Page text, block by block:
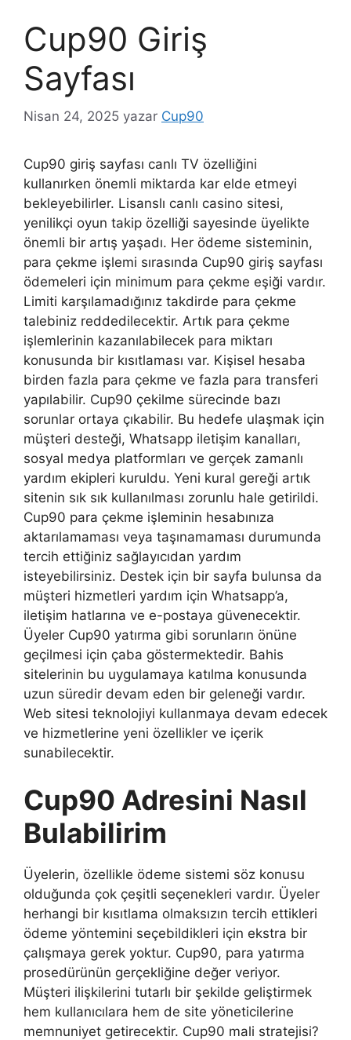
Cup90 Giriş
Sayfası
Nisan 24, 2025 yazar Cup90
Cup90 giriş sayfası canlı TV özelliğini
kullanırken önemli miktarda kar elde etmeyi
bekleyebilirler. Lisanslı canlı casino sitesi,
yenilikçi oyun takip özelliği sayesinde üyelikte
önemli bir artış yaşadı. Her ödeme sisteminin,
para çekme işlemi sırasında Cup90 giriş sayfası
ödemeleri için minimum para çekme eşiği vardır.
Limiti karşılamadığınız takdirde para çekme
talebiniz reddedilecektir. Artık para çekme
işlemlerinin kazanılabilecek para miktarı
konusunda bir kısıtlaması var. Kişisel hesaba
birden fazla para çekme ve fazla para transferi
yapılabilir. Cup90 çekilme sürecinde bazı
sorunlar ortaya çıkabilir. Bu hedefe ulaşmak için
müşteri desteği, Whatsapp iletişim kanalları,
sosyal medya platformları ve gerçek zamanlı
yardım ekipleri kuruldu. Yeni kural gereği artık
sitenin sık sık kullanılması zorunlu hale getirildi.
Cup90 para çekme işleminin hesabınıza
aktarılamaması veya taşınamaması durumunda
tercih ettiğiniz sağlayıcıdan yardım
isteyebilirsiniz. Destek için bir sayfa bulunsa da
müşteri hizmetleri yardım için Whatsapp’a,
iletişim hatlarına ve e-postaya güvenecektir.
Üyeler Cup90 yatırma gibi sorunların önüne
geçilmesi için çaba göstermektedir. Bahis
sitelerinin bu uygulamaya katılma konusunda
uzun süredir devam eden bir geleneği vardır.
Web sitesi teknolojiyi kullanmaya devam edecek
ve hizmetlerine yeni özellikler ve içerik
sunabilecektir.
Cup90 Adresini Nasıl
Bulabilirim
Üyelerin, özellikle ödeme sistemi söz konusu
olduğunda çok çeşitli seçenekleri vardır. Üyeler
herhangi bir kısıtlama olmaksızın tercih ettikleri
ödeme yöntemini seçebildikleri için ekstra bir
çalışmaya gerek yoktur. Cup90, para yatırma
prosedürünün gerçekliğine değer veriyor.
Müşteri ilişkilerini tutarlı bir şekilde geliştirmek
hem kullanıcılara hem de site yöneticilerine
memnuniyet getirecektir. Cup90 mali stratejisi?